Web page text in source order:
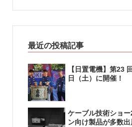
最近の投稿記事
【日置電機】第23
日（土）に開催！
ケーブル技術ショ
ン向け製品が多数出